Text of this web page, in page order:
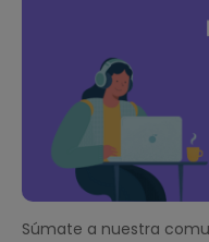
Súmate a nuestra